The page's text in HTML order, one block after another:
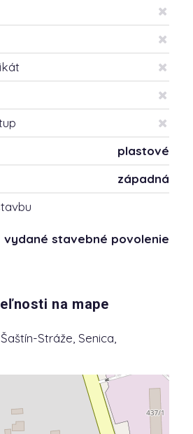
plastové
západná
vydané stavebné povolenie
na mape
, Šaštín-Stráže, Senica,